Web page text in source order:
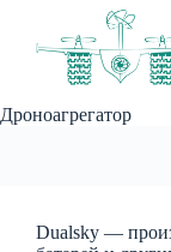
Дроноагрегатор
Dualsky —